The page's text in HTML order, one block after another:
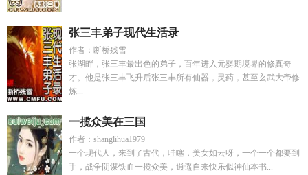
张三丰弟子现代生活录
作者：断桥残雪
张湖畔，张三丰最出色的弟子，百年进入元婴期境界的修真奇
才。他是张三丰飞升后张三丰所有仙器，灵药，甚至玄武大帝修
炼...
一揽众美在三国
作者：shanglihua1979
一个现代人，来到了古代，哇噻，美女如云呀，一个一个都要到
手，战争阴谋铁血一揽众美，逍遥自来快乐似神仙本书...